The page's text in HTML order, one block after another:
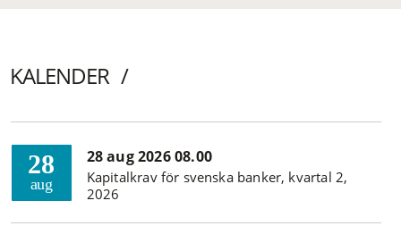
KALENDER
28
aug
28 aug 2026 08.00
Kapitalkrav för svenska banker, kvartal 2,
2026